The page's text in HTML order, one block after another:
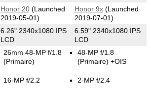
Honor 20(Launched
2019-05-01)
Honor 9x(Launched
2019-07-01)
6.26" 2340x1080 IPS
LCD
6.59" 2340x1080 IPS
LCD
26mm 48-MP f/1.8
(Primaire)
16-MP f/2.2
48-MP f/1.8
(Primaire) +OIS
2-MP f/2.4